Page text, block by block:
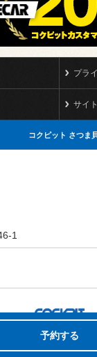
プラ
サイ
コクピット さつま
1
COCKPIT予約する